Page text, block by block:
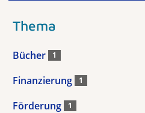
Thema
Bücher 1
Finanzierung 1
Förderung 1